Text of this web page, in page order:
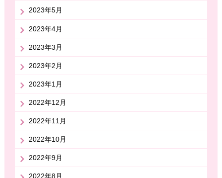
2023年5月
2023年4月
2023年3月
2023年2月
2023年1月
2022年12月
2022年11月
2022年10月
2022年9月
2022年8月